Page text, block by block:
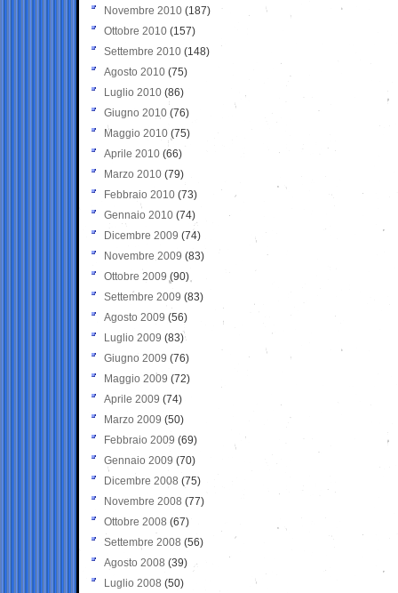
Novembre 2010 (187)
Ottobre 2010 (157)
Settembre 2010 (148)
Agosto 2010 (75)
Luglio 2010 (86)
Giugno 2010 (76)
Maggio 2010 (75)
Aprile 2010 (66)
Marzo 2010 (79)
Febbraio 2010 (73)
Gennaio 2010 (74)
Dicembre 2009 (74)
Novembre 2009 (83)
Ottobre 2009 (90)
Settembre 2009 (83)
Agosto 2009 (56)
Luglio 2009 (83)
Giugno 2009 (76)
Maggio 2009 (72)
Aprile 2009 (74)
Marzo 2009 (50)
Febbraio 2009 (69)
Gennaio 2009 (70)
Dicembre 2008 (75)
Novembre 2008 (77)
Ottobre 2008 (67)
Settembre 2008 (56)
Agosto 2008 (39)
Luglio 2008 (50)